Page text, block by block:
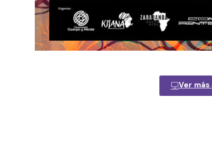
Ver más